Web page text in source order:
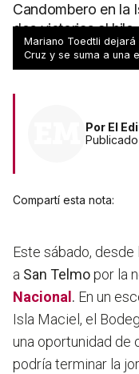
Candombero en la
dos victorias al
arriba
Mariano Toedtli
Cruz y se suma a una
Por El
Compartí esta nota:
Este sábado, desde
a San Telmopor la
Nacional . En un
Isla Maciel, el
una oportunidad de
podría terminar la